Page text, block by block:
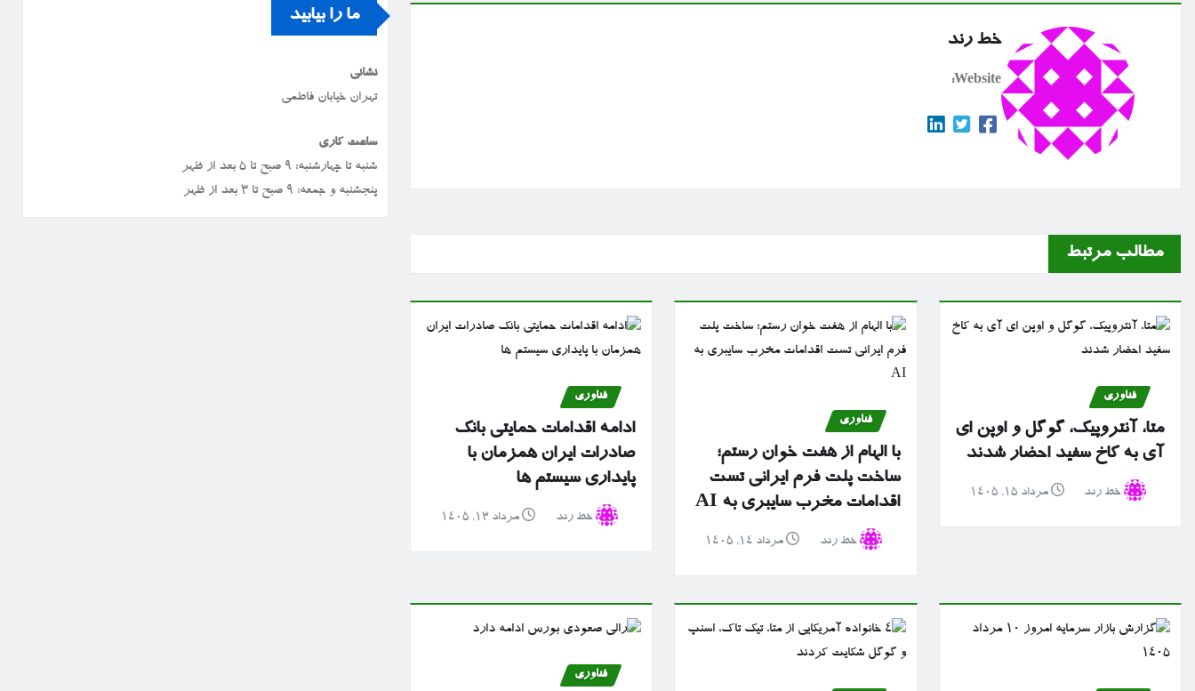
خط رند
Website:
مطالب مرتبط
فناوری
متا، آنتروپیک، گوگل و اوپن ای
آی به کاخ سفید احضار شدند
خط رند مرداد ۱۵, ۱۴۰۵
فناوری
با الهام از هفت خوان رستم؛
ساخت پلت فرم ایرانی تست
اقدامات مخرب سایبری به AI
خط رند مرداد ۱۴, ۱۴۰۵
فناوری
ادامه اقدامات حمایتی بانک
صادرات ایران همزمان با
پایداری سیستم ها
خط رند مرداد ۱۳, ۱۴۰۵
فناوری
ما را بیابید
نشانی
تهران خیابان فاطمی
ساعت کاری
شنبه تا چهارشنبه: ۹ صبح تا ۵ بعد از ظهر
پنجشنبه و جمعه: ۹ صبح تا ۳ بعد از ظهر